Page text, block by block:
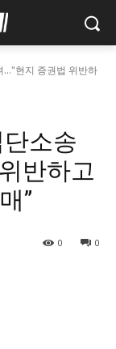
..."현지 증권법 위반하
소송
반하고
”
0
0